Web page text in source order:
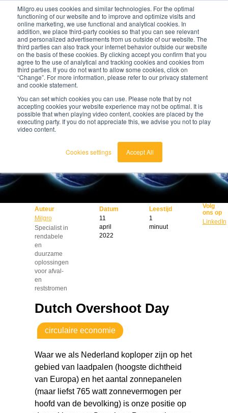
Milgro.eu uses cookies and similar technologies. For the optimal
functioning of our website and to improve and optimize visits and
online marketing, we use functional and analytical cookies. In
addition, we place third-party cookies so that you can see relevant
and personalized advertisements from us outside of our website. The
third parties can also track your internet behavior outside our website
on the basis of these cookies. By clicking accept you confirm that you
agree to the use of analytical and tracking cookies and cookies from
third parties. If you do not want to allow some cookies, click on
“Change”. For more information, please refer to our privacy statement
and cookie statement.
You can set which cookies you can use. Please note that by not
accepting cookies your website experience may not be optimal. It is
possible that when playing video content, cookies are placed by the
executing party. If you do not appreciate this, we advise you not to play
video content.
Cookies settings Accept All
nederlands
english
nl
🔥Grondstoffen worden schaarser en duurder. Weet
jij waar jouw organisatie kwetsbaar is en wat je
eraan kunt doen?
Bekijk de Grondstoffenbarometer
Auteur
Milgro
Specialist in
rendabele
en
duurzame
oplossingen
voor afval-
en
reststromen
Datum
11
april
2022
Leestijd
1
minuut
Volg
ons op
LinkedIn
Dutch Overshoot Day
circulaire economie
Waar we als Nederland koploper zijn op het
gebied van laadpalen (hoogste dichtheid
van Europa) en het aantal zonnepanelen
(maar liefst 765 watt zonnevermogen per
hoofd van de bevolking) is onze positie op